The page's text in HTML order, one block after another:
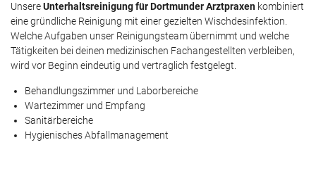
UnsereUnterhaltsreinigung für Dortmunder Arztpraxen kombiniert
eine gründliche Reinigung mit einer gezielten Wischdesinfektion.
Welche Aufgaben unser Reinigungsteam übernimmt und welche
Tätigkeiten bei deinen medizinischen Fachangestellten verbleiben,
wird vor Beginn eindeutig und vertraglich festgelegt.
Behandlungszimmer und Laborbereiche
Wartezimmer und Empfang
Sanitärbereiche
Hygienisches Abfallmanagement